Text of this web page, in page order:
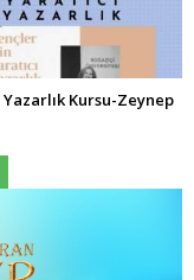
Yazarlık Kursu-Zeynep